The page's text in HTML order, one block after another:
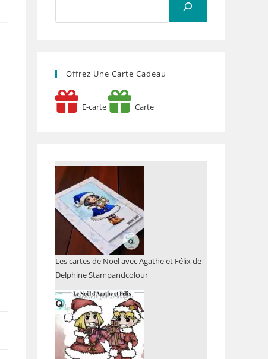
Offrez Une Carte Cadeau
E-carte Carte
Les cartes de Noël avec Agathe et Félix de
Delphine Stampandcolour